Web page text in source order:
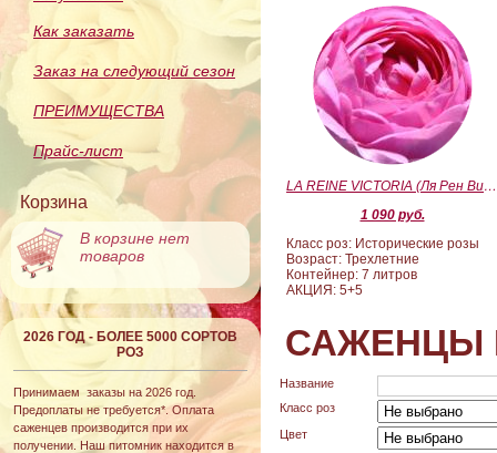
Как заказать
Заказ на следующий сезон
ПРЕИМУЩЕСТВА
Прайс-лист
Корзина
В корзине нет
товаров
2026 ГОД - БОЛЕЕ 5000 СОРТОВ
РОЗ
Принимаем заказы на 2026 год.
Предоплаты не требуется*. Оплата
саженцев производится при их
получении. Наш питомник находится в
LA REINE VICTORIA (Ля Рен Виктория)
1 090 руб.
Класс роз: Исторические розы
Возраст: Трехлетние
Контейнер: 7 литров
АКЦИЯ: 5+5
САЖЕНЦЫ
Название
Класс роз
Цвет